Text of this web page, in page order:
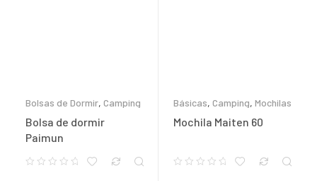
Bolsas de Dormir, Camping
Bolsa de dormir
Paimun
Básicas, Camping, Mochilas
Mochila Maiten 60